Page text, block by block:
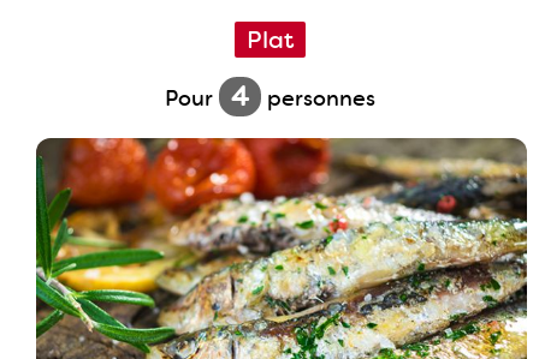
Plat
Pour 4 personnes